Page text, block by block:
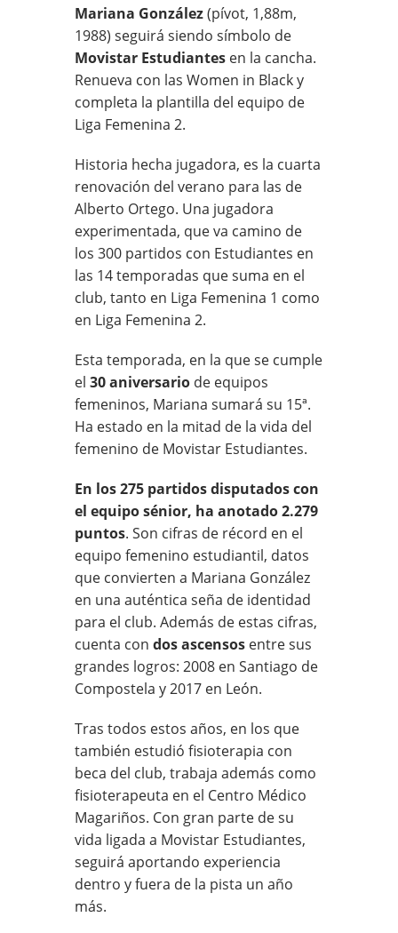
Mariana González(pívot, 1,88m,
1988) seguirá siendo símbolo de
Movistar Estudiantes en la cancha.
Renueva con las Women in Black y
completa la plantilla del equipo de
Liga Femenina 2.
Historia hecha jugadora, es la cuarta
renovación del verano para las de
Alberto Ortego. Una jugadora
experimentada, que va camino de
los 300 partidos con Estudiantes en
las 14 temporadas que suma en el
club, tanto en Liga Femenina 1 como
en Liga Femenina 2.
Esta temporada, en la que se cumple
el 30 aniversario de equipos
femeninos, Mariana sumará su 15ª.
Ha estado en la mitad de la vida del
femenino de Movistar Estudiantes.
En los 275 partidos disputados con
el equipo sénior, ha anotado 2.279
puntos. Son cifras de récord en el
equipo femenino estudiantil, datos
que convierten a Mariana González
en una auténtica seña de identidad
para el club. Además de estas cifras,
cuenta con dos ascensos entre sus
grandes logros: 2008 en Santiago de
Compostela y 2017 en León.
Tras todos estos años, en los que
también estudió fisioterapia con
beca del club, trabaja además como
fisioterapeuta en el Centro Médico
Magariños. Con gran parte de su
vida ligada a Movistar Estudiantes,
seguirá aportando experiencia
dentro y fuera de la pista un año
más.